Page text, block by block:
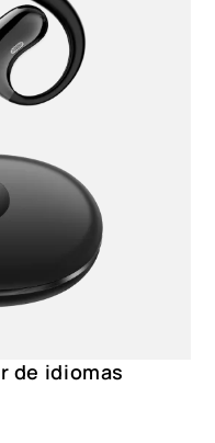
de idiomas